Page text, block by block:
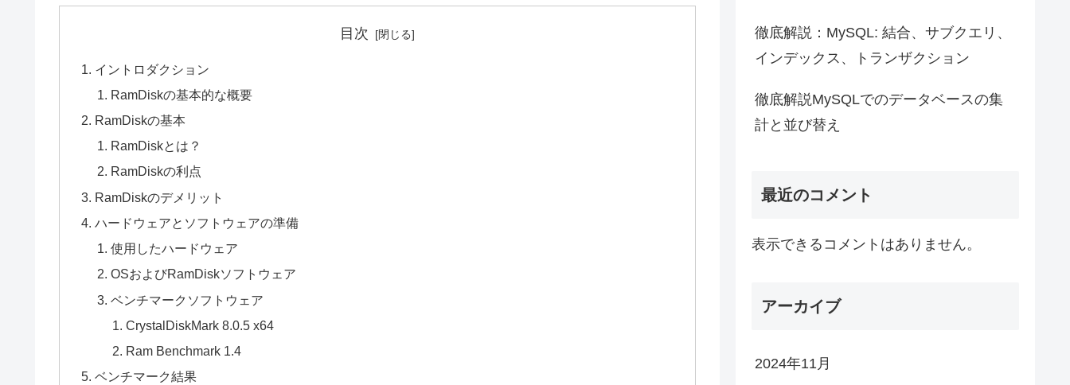
目次
イントロダクション
RamDiskの基本的な概要
RamDiskの基本
RamDiskとは？
RamDiskの利点
RamDiskのデメリット
ハードウェアとソフトウェアの準備
使用したハードウェア
OSおよびRamDiskソフトウェア
ベンチマークソフトウェア
CrystalDiskMark 8.0.5 x64
Ram Benchmark 1.4
ベンチマーク結果
徹底解説：MySQL: 結合、サブクエリ、
インデックス、トランザクション
徹底解説MySQLでのデータベースの集
計と並び替え
最近のコメント
表示できるコメントはありません。
アーカイブ
2024年11月